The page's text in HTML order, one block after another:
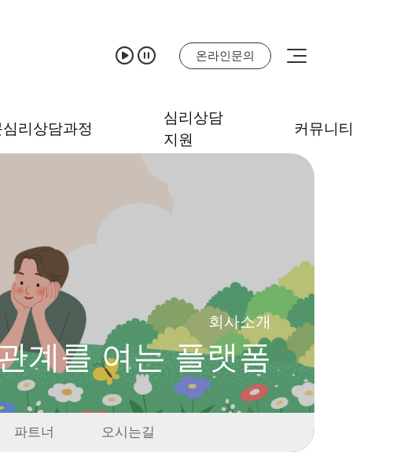
온라인문의
리상담과정
심리상담
지원
커뮤니티
회사소개
계를 여는 플랫폼
파트너 오시는길